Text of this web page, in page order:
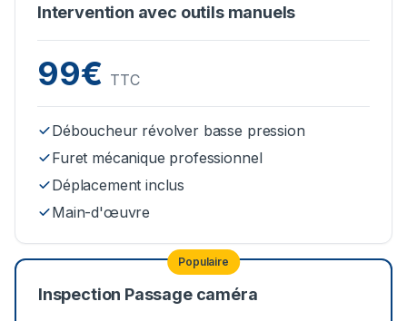
Intervention avec outils manuels
99€ TTC
Déboucheur révolver basse pression
Furet mécanique professionnel
Déplacement inclus
Main-d'œuvre
Populaire
Inspection Passage caméra